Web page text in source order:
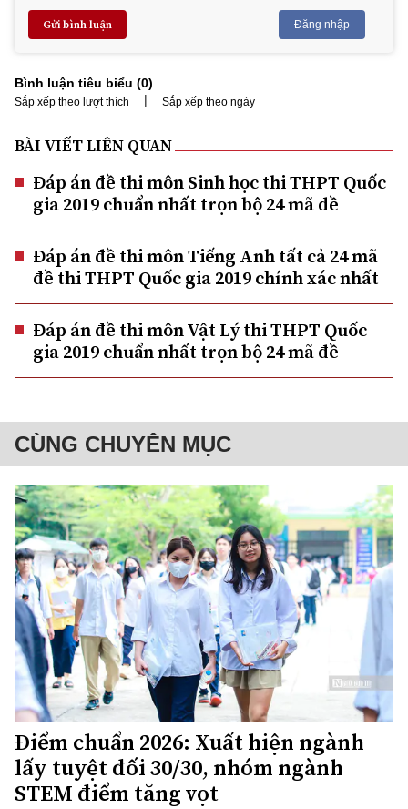
Gửi bình luận Đăng nhập
Bình luận tiêu biểu (0)
Sắp xếp theo lượt thích | Sắp xếp theo ngày
BÀI VIẾT LIÊN QUAN
Đáp án đề thi môn Sinh học thi THPT Quốc
gia 2019 chuẩn nhất trọn bộ 24 mã đề
Đáp án đề thi môn Tiếng Anh tất cả 24 mã
đề thi THPT Quốc gia 2019 chính xác nhất
Đáp án đề thi môn Vật Lý thi THPT Quốc
gia 2019 chuẩn nhất trọn bộ 24 mã đề
CÙNG CHUYÊN MỤC
Điểm chuẩn 2026: Xuất hiện ngành
lấy tuyệt đối 30/30, nhóm ngành
STEM điểm tăng vọt